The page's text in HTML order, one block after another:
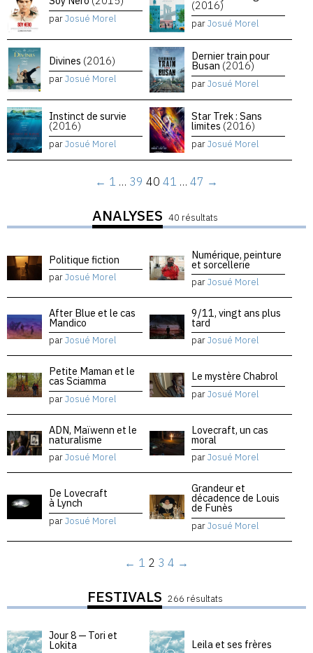
parJosué Morel
(2016)
parJosué Morel
Divines (2016)
parJosué Morel
Dernier train pour
Busan (2016)
parJosué Morel
Instinct de survie
(2016)
parJosué Morel
Star Trek : Sans
limites (2016)
parJosué Morel
← 1 … 39 40 41 … 47 →
ANALYSES 40 résultats
Politique fiction
parJosué Morel
Numérique, peinture
et sorcellerie
parJosué Morel
After Blue et le cas
Mandico
parJosué Morel
9/11, vingt ans plus
tard
parJosué Morel
Petite Maman et le
cas Sciamma
parJosué Morel
Le mystère Chabrol
parJosué Morel
ADN, Maïwenn et le
naturalisme
parJosué Morel
Lovecraft, un cas
moral
parJosué Morel
De Lovecraft
à Lynch
parJosué Morel
Grandeur et
décadence de Louis
de Funès
parJosué Morel
← 1 2 3 4 →
FESTIVALS 266 résultats
Jour 8 — Tori et
Lokita Leila et ses frères